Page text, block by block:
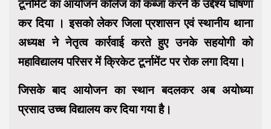
टूर्नामेंट का आयोजन कॉलेज को कब्जा करने के उद्देश्य घोषणा
कर दिया । इसको लेकर जिला प्रशासन एवं स्थानीय थाना
अध्यक्ष ने नेतृत्व कार्रवाई करते हुए उनके सहयोगी को
महाविद्यालय परिसर में क्रिकेट टूर्नामेंट पर रोक लगा दिया।
जिसके बाद आयोजन का स्थान बदलकर अब अयोध्या
प्रसाद उच्च विद्यालय कर दिया गया है।